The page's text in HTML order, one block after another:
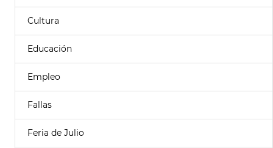
Cultura
Educación
Empleo
Fallas
Feria de Julio